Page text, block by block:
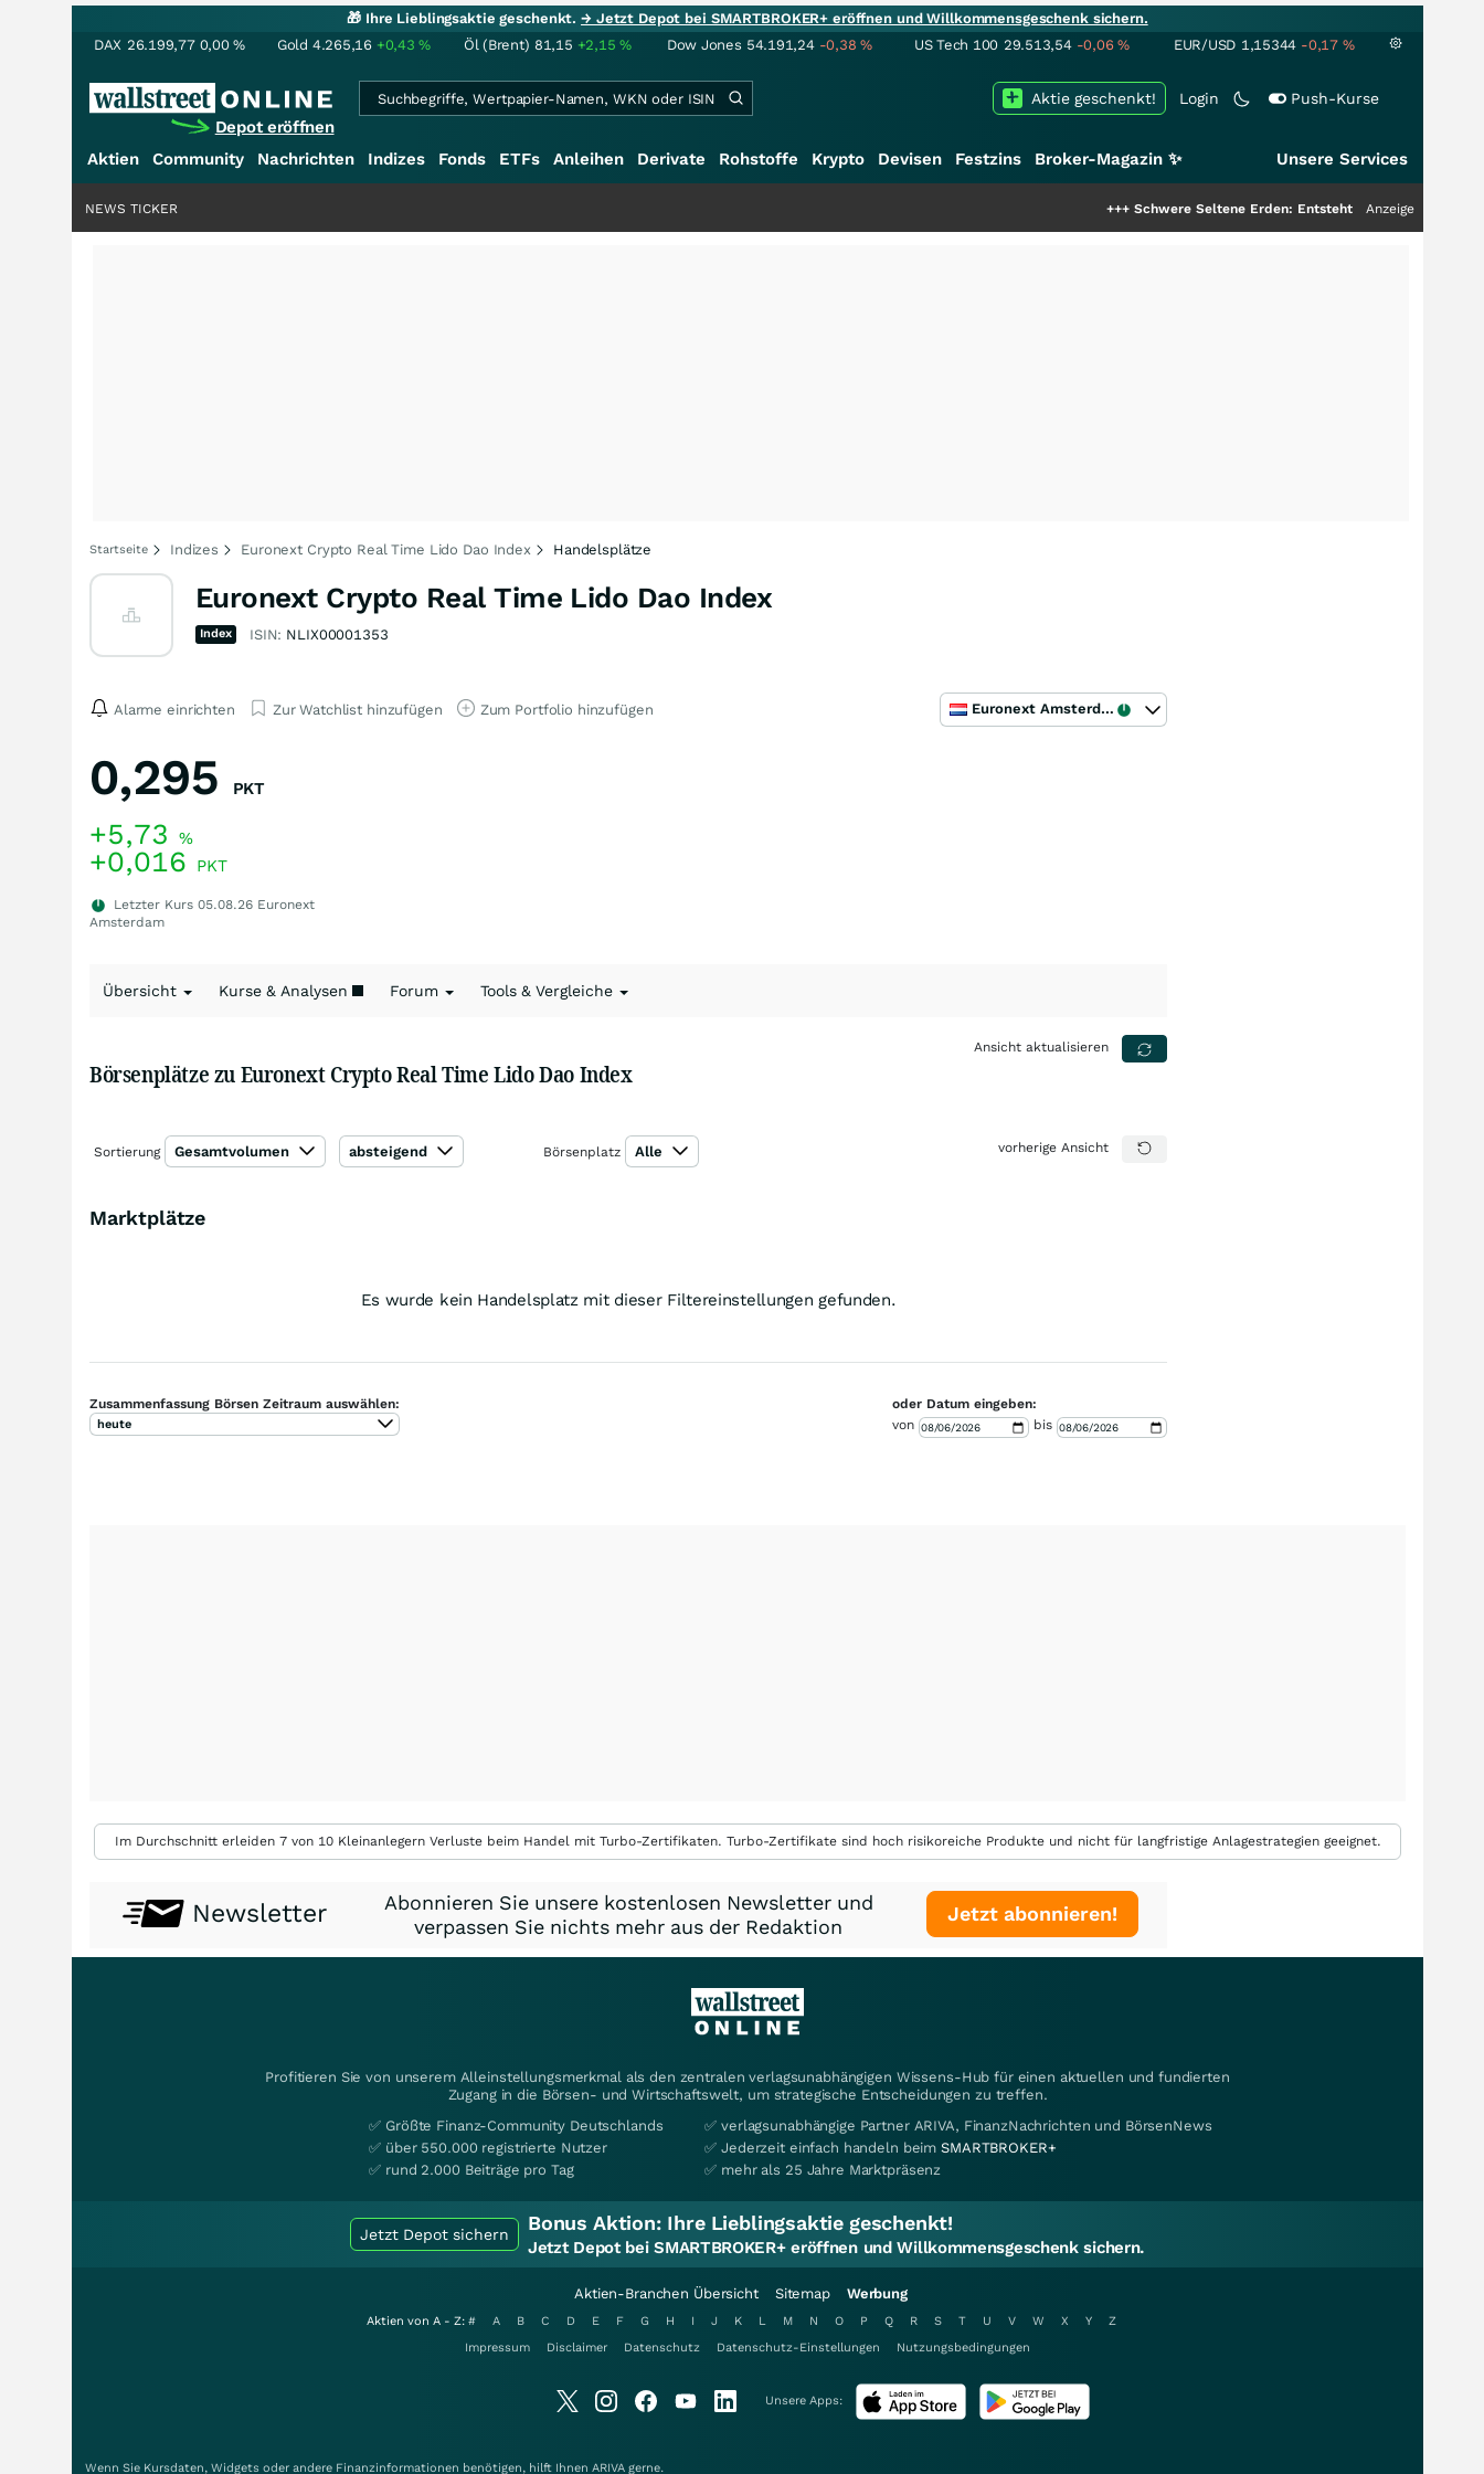
🎁 Ihre Lieblingsaktie geschenkt.→ Jetzt Depot bei SMARTBROKER+ eröffnen und Willkommensgeschenk sichern.
DAX 26.199,77 0,00% Gold 4.265,16 +0,43% Öl (Brent) 81,15 +2,15% Dow Jones 54.191,24 -0,38% US Tech 100 29.513,54 -0,06% EUR/USD 1,15344 -0,17 %
Depot eröffnen
Login Push-Kurse
Aktie geschenkt!
Aktien Community Nachrichten Indizes Fonds ETFs Anleihen Derivate Rohstoffe Krypto Devisen Festzins Broker-Magazin ✨ Unsere Services
Schwere Seltene Erden: Entsteht hier die nächste
Anzeige
NEWS TICKER
Startseite Indizes Euronext Crypto Real Time Lido Dao Index Handelsplätze
Euronext Crypto Real Time Lido Dao Index
Index ISIN: NLIX00001353
Alarme einrichten Zur Watchlist hinzufügen Zum Portfolio hinzufügen Euronext Amsterdam
0,295 PKT
+5,73 %
+0,016 PKT
Letzter Kurs 05.08.26 Euronext
Amsterdam
Übersicht Kurse & Analysen Forum Tools & Vergleiche
Börsenplätze zu Euronext Crypto Real Time Lido Dao Index
Ansicht aktualisieren
Sortierung Gesamtvolumen absteigend Börsenplatz Alle vorherige Ansicht
Marktplätze
Es wurde kein Handelsplatz mit dieser Filtereinstellungen gefunden.
Zusammenfassung Börsen Zeitraum auswählen:
heute
oder Datum eingeben:
von
bis
Im Durchschnitt erleiden 7 von 10 Kleinanlegern Verluste beim Handel mit Turbo-Zertifikaten. Turbo-Zertifikate sind hoch risikoreiche Produkte und nicht für langfristige Anlagestrategien geeignet.
Newsletter
Abonnieren Sie unsere kostenlosen Newsletter und
verpassen Sie nichts mehr aus der Redaktion
Jetzt abonnieren!
Profitieren Sie von unserem Alleinstellungsmerkmal als den zentralen verlagsunabhängigen Wissens-Hub für einen aktuellen und fundierten
Zugang in die Börsen- und Wirtschaftswelt, um strategische Entscheidungen zu treffen.
✅ Größte Finanz-Community Deutschlands
✅ über 550.000 registrierte Nutzer
✅ rund 2.000 Beiträge pro Tag
✅ verlagsunabhängige Partner ARIVA, FinanzNachrichten und BörsenNews
✅ Jederzeit einfach handeln beimSMARTBROKER+
✅ mehr als 25 Jahre Marktpräsenz
Jetzt Depot sichern Bonus Aktion: Ihre Lieblingsaktie geschenkt!
Jetzt Depot bei SMARTBROKER+ eröffnen und Willkommensgeschenk sichern.
Aktien-Branchen Übersicht Sitemap Werbung
Aktien von A - Z: # A B C D E F G H I J K L M N O P Q R S T U V W X Y
Z
Impressum
Disclaimer Datenschutz Datenschutz-Einstellungen Nutzungsbedingungen
Unsere Apps:
Wenn Sie Kursdaten, Widgets oder andere Finanzinformationen benötigen, hilft Ihnen ARIVA gerne.